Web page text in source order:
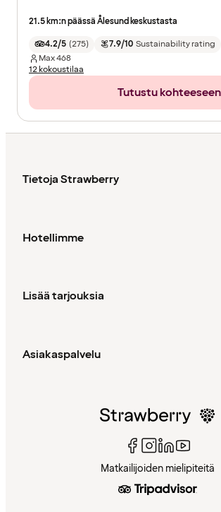
21.5 km:n päässä Ålesund keskustasta
4.2/5 (275) 7.9/10 Sustainability rating
Max468
12 kokoustilaa
Tutustu kohteeseen
Tietoja Strawberry
Hotellimme
Lisää tarjouksia
Asiakaspalvelu
Matkailijoiden mielipiteitä